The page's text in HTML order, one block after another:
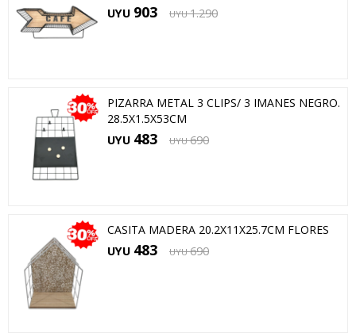
UYU 903 UYU 1.290
PIZARRA METAL 3 CLIPS/ 3 IMANES NEGRO.
28.5X1.5X53CM
UYU 483 UYU 690
CASITA MADERA 20.2X11X25.7CM FLORES
UYU 483 UYU 690